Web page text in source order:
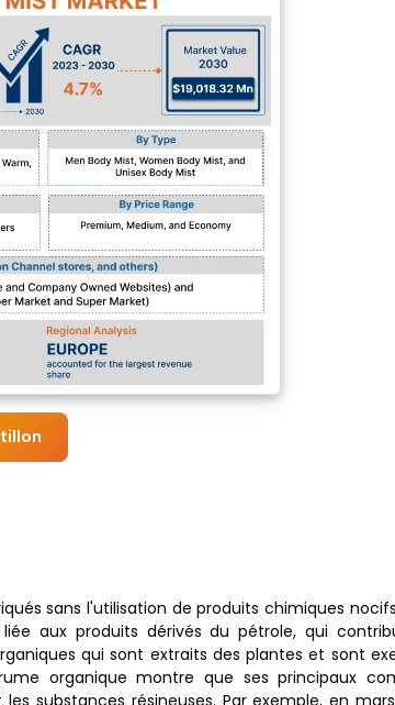
sans l'utilisation de produits chimiques
aux produits dérivés du pétrole, qui
qui sont extraits des plantes et sont
organique montre que ses principaux
substances résineuses. Par exemple, en mars